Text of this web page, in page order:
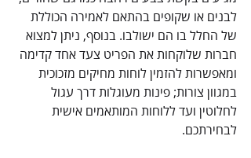
לבנים או שקופים בהתאם לאמירה הכוללת
של החלל בו הם ישולבו. בנוסף, ניתן למצוא
חברות שלוקחות את הפריט צעד אחד קדימה
ומאפשרות להזמין לוחות מחיקים מזכוכית
במגוון צורות; פינות מעוגלות דרך עגול
לחלוטין ועד ללוחות המותאמים אישית
לבחירתכם.